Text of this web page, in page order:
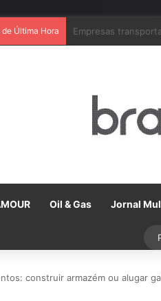
Última Hora Em parceria com a
Oil & Gas Jornal
construir armazém ou alugar